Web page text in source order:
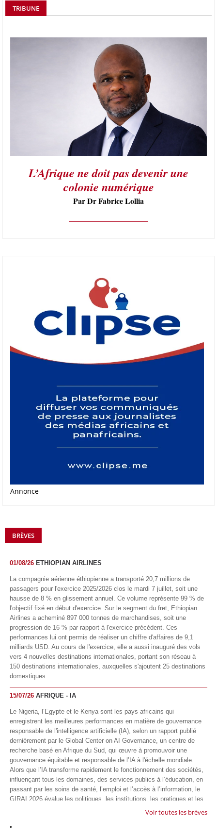
TRIBUNE
L’Afrique ne doit pas devenir une
colonie numérique
Par Dr Fabrice Lollia
Annonce
BRÈVES
01/08/26 ETHIOPIAN AIRLINES
La compagnie aérienne éthiopienne a transporté 20,7 millions de
passagers pour l'exercice 2025/2026 clos le mardi 7 juillet, soit une
hausse de 8 % en glissement annuel. Ce volume représente 99 % de
l'objectif fixé en début d'exercice. Sur le segment du fret, Ethiopian
Airlines a acheminé 897 000 tonnes de marchandises, soit une
progression de 16 % par rapport à l'exercice précédent. Ces
performances lui ont permis de réaliser un chiffre d'affaires de 9,1
milliards USD. Au cours de l'exercice, elle a aussi inauguré des vols
vers 4 nouvelles destinations internationales, portant son réseau à
150 destinations internationales, auxquelles s'ajoutent 25 destinations
domestiques
15/07/26 AFRIQUE - IA
Le Nigeria, l’Egypte et le Kenya sont les pays africains qui
enregistrent les meilleures performances en matière de gouvernance
responsable de l'intelligence artificielle (IA), selon un rapport publié
dernièrement par le Global Center on AI Governance, un centre de
recherche basé en Afrique du Sud, qui œuvre à promouvoir une
gouvernance équitable et responsable de l’IA à l'échelle mondiale.
Alors que l’IA transforme rapidement le fonctionnement des sociétés,
influençant tous les domaines, des services publics à l’éducation, en
passant par les soins de santé, l’emploi et l’accès à l’information, le
GIRAI 2026 évalue les politiques, les institutions, les pratiques et les
conditions générales de gouvernance qui favorisent un déploiement
technologie.
Voir toutes les brèves
"